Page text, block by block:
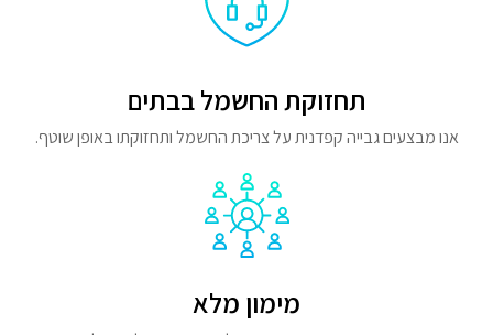
תחזוקת החשמל בבתים
אנו מבצעים גבייה קפדנית על צריכת החשמל ותחזוקתו באופן שוטף.
מימון מלא